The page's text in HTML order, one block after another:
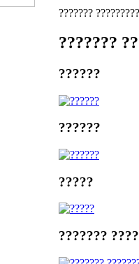
???????
???????
??????
??????
?????
???????